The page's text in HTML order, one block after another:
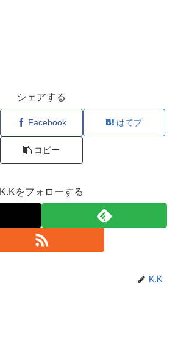
シェアする
Facebook はてブ
コピー
K.Kをフォローする
K.K